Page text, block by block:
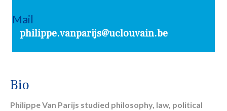
Bio
Philippe Van Parijs studied philosophy, law, political
Mail
philippe.vanparijs@uclouvain.be